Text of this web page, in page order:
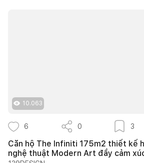
10.063
6 0 3
Căn hộ The Infiniti 175m2 thiết kế
nghệ thuật Modern Art đầy cảm